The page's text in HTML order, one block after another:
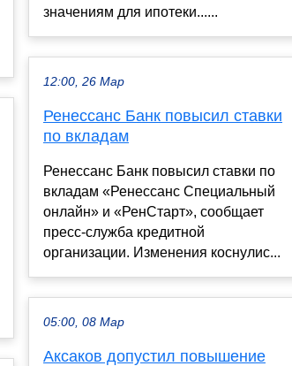
значениям для ипотеки......
12:00, 26 Мар
Ренессанс Банк повысил ставки
по вкладам
Ренессанс Банк повысил ставки по
вкладам «Ренессанс Специальный
онлайн» и «РенСтарт», сообщает
пресс-служба кредитной
организации. Изменения коснулис...
05:00, 08 Мар
Аксаков допустил повышение